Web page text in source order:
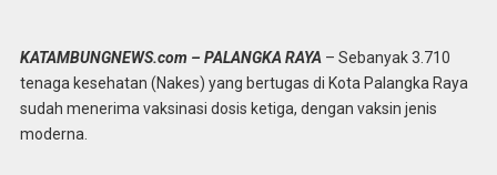
KATAMBUNGNEWS.com – PALANGKA RAYA – Sebanyak 3.710
tenaga kesehatan (Nakes) yang bertugas di Kota Palangka Raya
sudah menerima vaksinasi dosis ketiga, dengan vaksin jenis
moderna.